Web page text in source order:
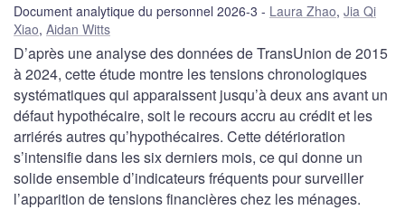
Document analytique du personnel 2026-3 Laura Zhao, Jia Qi
Xiao, Aidan Witts
D’après une analyse des données de TransUnion de 2015
à 2024, cette étude montre les tensions chronologiques
systématiques qui apparaissent jusqu’à deux ans avant un
défaut hypothécaire, soit le recours accru au crédit et les
arriérés autres qu’hypothécaires. Cette détérioration
s’intensifie dans les six derniers mois, ce qui donne un
solide ensemble d’indicateurs fréquents pour surveiller
l’apparition de tensions financières chez les ménages.